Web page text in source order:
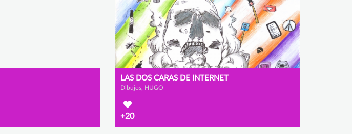
LAS DOS CARAS DE INTERNET
Dibujos, HUGO
+20